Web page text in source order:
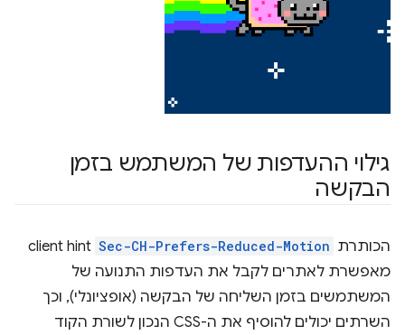
גילוי ההעדפות של המשתמש בזמן
הבקשה
הכותרת Sec-CH-Prefers-Reduced-Motion
client hint
מאפשרת לאתרים לקבל את העדפות התנועה של
המשתמשים בזמן השליחה של הבקשה (אופציונלי), וכך
השרתים יכולים להוסיף את ה-CSS הנכון לשורת הקוד